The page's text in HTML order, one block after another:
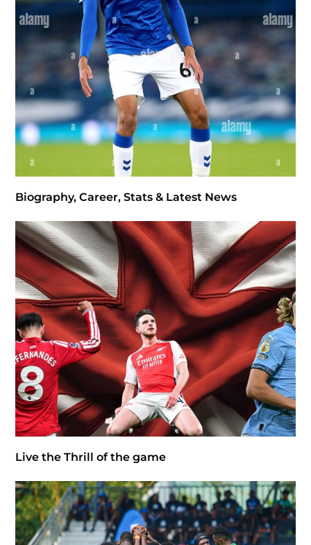
Biography, Career, Stats & Latest News
Live the Thrill of the game